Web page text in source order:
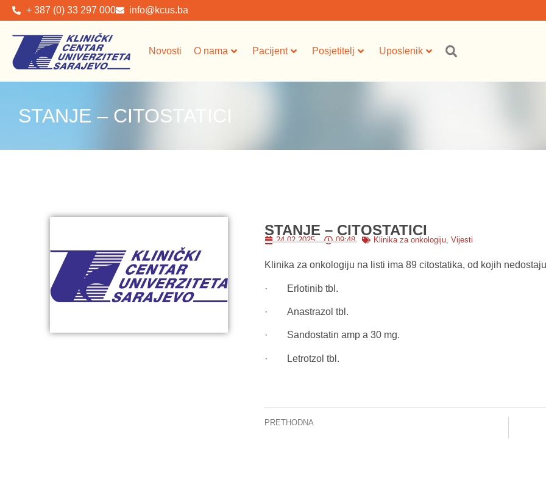
+ 387 (0) 33 297 000 info@kcus.ba
Novosti O nama Pacijent Posjetitelj Uposlenik
STANJE – CITOSTATICI
STANJE – CITOSTATICI
24.02.2025. 09:48 Klinika za onkologiju,Vijesti
Klinika za onkologiju na listi ima 89 citostatika, od kojih
· Erlotinib tbl.
· Anastrazol tbl.
· Sandostatin amp a 30 mg.
· Letrotzol tbl.
PRETHODNA